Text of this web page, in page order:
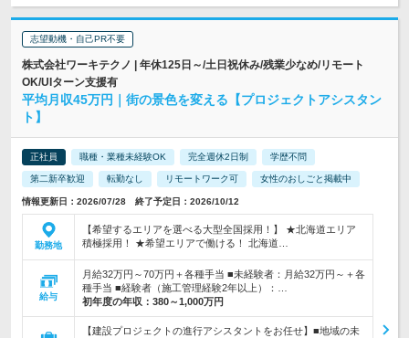
志望動機・自己PR不要
株式会社ワーキテクノ | 年休125日～/土日祝休み/残業少なめ/リモート
OK/UIターン支援有
平均月収45万円｜街の景色を変える【プロジェクトアシスタン
ト】
正社員 職種・業種未経験OK 完全週休2日制 学歴不問
第二新卒歓迎 転勤なし リモートワーク可 女性のおしごと掲載中
情報更新日：2026/07/28 終了予定日：2026/10/12
勤務地
【希望するエリアを選べる大型全国採用！】 ★北海道エリア
積極採用！ ★希望エリアで働ける！ 北海道…
給与
月給32万円～70万円＋各種手当 ■未経験者：月給32万円～＋各
種手当 ■経験者（施工管理経験2年以上）：…
初年度の年収： 380～1,000万円
【建設プロジェクトの進行アシスタントをお任せ】■地域の未